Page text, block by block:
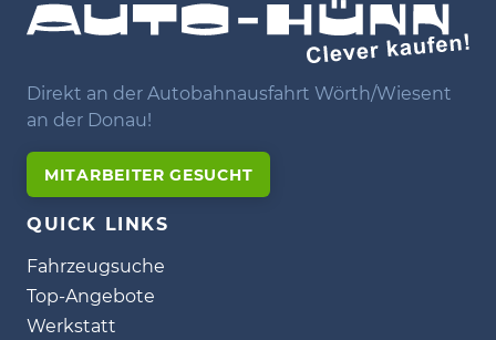
Direkt an der Autobahnausfahrt Wörth/Wiesent
an der Donau!
MITARBEITER GESUCHT
QUICK LINKS
Fahrzeugsuche
Top-Angebote
Werkstatt